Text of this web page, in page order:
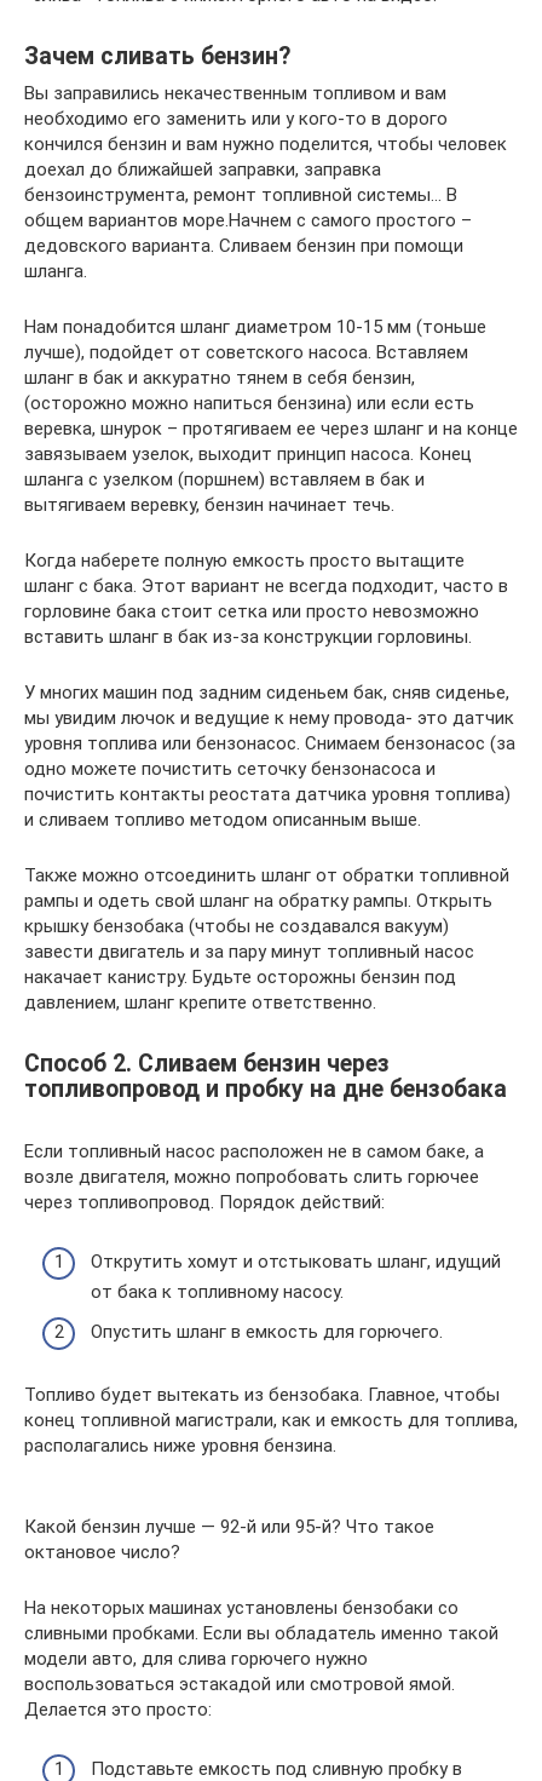
Зачем сливать бензин?
Вы заправились некачественным топливом и вам
необходимо его заменить или у кого-то в дорого
кончился бензин и вам нужно поделится, чтобы человек
доехал до ближайшей заправки, заправка
бензоинструмента, ремонт топливной системы… В
общем вариантов море.Начнем с самого простого –
дедовского варианта. Сливаем бензин при помощи
шланга.
Нам понадобится шланг диаметром 10-15 мм (тоньше
лучше), подойдет от советского насоса. Вставляем
шланг в бак и аккуратно тянем в себя бензин,
(осторожно можно напиться бензина) или если есть
веревка, шнурок – протягиваем ее через шланг и на конце
завязываем узелок, выходит принцип насоса. Конец
шланга с узелком (поршнем) вставляем в бак и
вытягиваем веревку, бензин начинает течь.
Когда наберете полную емкость просто вытащите
шланг с бака. Этот вариант не всегда подходит, часто в
горловине бака стоит сетка или просто невозможно
вставить шланг в бак из-за конструкции горловины.
У многих машин под задним сиденьем бак, сняв сиденье,
мы увидим лючок и ведущие к нему провода- это датчик
уровня топлива или бензонасос. Снимаем бензонасос (за
одно можете почистить сеточку бензонасоса и
почистить контакты реостата датчика уровня топлива)
и сливаем топливо методом описанным выше.
Также можно отсоединить шланг от обратки топливной
рампы и одеть свой шланг на обратку рампы. Открыть
крышку бензобака (чтобы не создавался вакуум)
завести двигатель и за пару минут топливный насос
накачает канистру. Будьте осторожны бензин под
давлением, шланг крепите ответственно.
Способ 2. Сливаем бензин через
топливопровод и пробку на дне бензобака
Если топливный насос расположен не в самом баке, а
возле двигателя, можно попробовать слить горючее
через топливопровод. Порядок действий:
Открутить хомут и отстыковать шланг, идущий
от бака к топливному насосу.
Опустить шланг в емкость для горючего.
Топливо будет вытекать из бензобака. Главное, чтобы
конец топливной магистрали, как и емкость для топлива,
располагались ниже уровня бензина.
Какой бензин лучше — 92-й или 95-й? Что такое
октановое число?
На некоторых машинах установлены бензобаки со
сливными пробками. Если вы обладатель именно такой
модели авто, для слива горючего нужно
воспользоваться эстакадой или смотровой ямой.
Делается это просто:
Подставьте емкость под сливную пробку в